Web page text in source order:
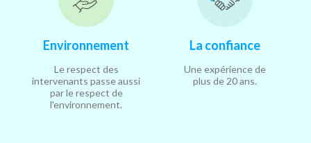
Environnement
Le respect des
intervenants passe aussi
par le respect de
l'environnement.
La confiance
Une expérience de
plus de 20 ans.